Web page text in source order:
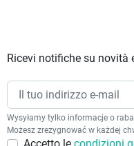
Ricevi notifiche su novità
Wysyłamy tylko informacje o
Możesz zrezygnować w każdej